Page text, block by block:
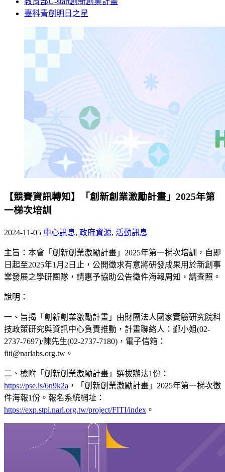
臺科青創明日之星
【競賽資訊轉知】「創新創業激勵計畫」2025年第
一梯次培訓
2024-11-05 中心訊息, 政府資源, 活動訊息
主旨：本會「創新創業激勵計畫」2025年第一梯次培訓，自即
日起至2025年1月2日止，公開徵求有意將研發成果用於新創事
業發展之學研團隊，請惠予協助公告徵件海報周知，請查照。
說明：
一、旨揭「創新創業激勵計畫」由財團法人國家實驗研究院科
技政策研究與資訊中心負責推動，計畫聯絡人：鄞小姐(02-
2737-7697)/陳先生(02-2737-7180)，電子信箱：
fiti@narlabs.org.tw。
二、檢附「創新創業激勵計畫」選拔辦法1份：
https://pse.is/6n9k2a ，「創新創業激勵計畫」2025年第一梯次徵
件海報1份。報名系統網址：
https://exp.stpi.narl.org.tw/project/FITI/index 。